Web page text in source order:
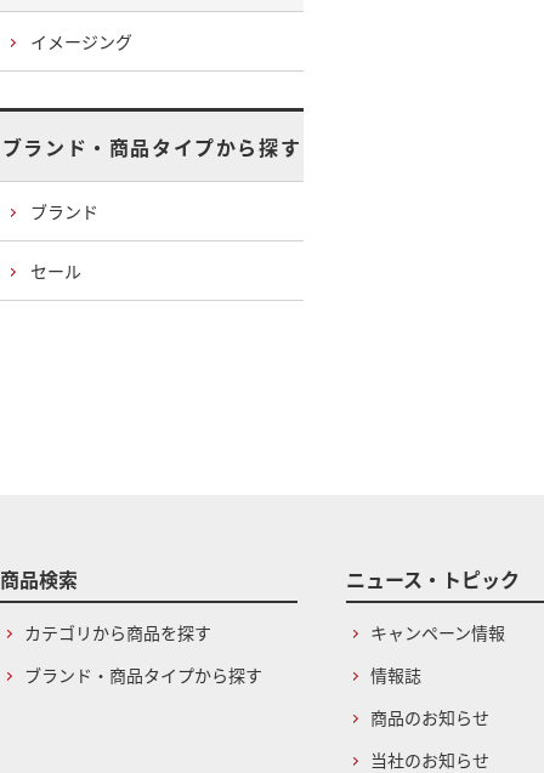
イメージング
ブランド・商品タイプから探す
ブランド
セール
商品検索
カテゴリから商品を探す
ブランド・商品タイプから探す
ニュース・トピック
キャンペーン情報
情報誌
商品のお知らせ
当社のお知らせ